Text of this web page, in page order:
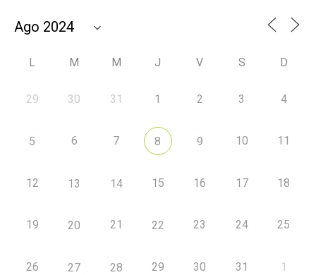
L M M J V S D
29 30 31 1 2 3 4
5 6 7 8 9 10 11
12 13 14 15 16 17 18
19 20 21 22 23 24 25
26 27 28 29 30 31 1